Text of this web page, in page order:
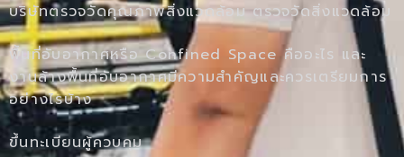
บริษัทตรวจวัดคุณภาพสิ่งแวดล้อม ตรวจวัดสิ่งแวดล้อม
พื้นที่อับอากาศหรือ Confined Space คืออะไร และ
งานล้างพื้นที่อับอากาศมีความสำคัญและควรเตรียมการ
อย่างไรบ้าง
ขึ้นทะเบียนผู้ควบคุม